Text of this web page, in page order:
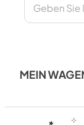
MEIN